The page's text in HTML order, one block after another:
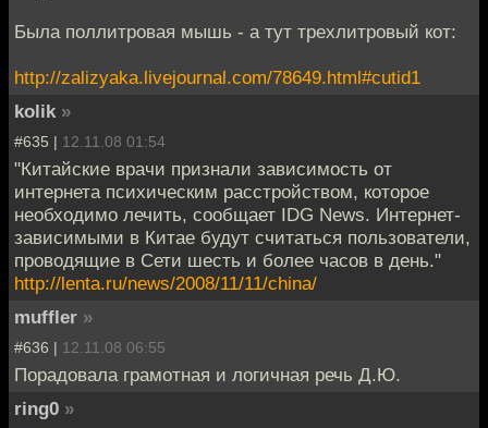
Была поллитровая мышь - а тут трехлитровый кот:
http://zalizyaka.livejournal.com/78649.html#cutid1
kolik »
#635 | 12.11.08 01:54
"Китайские врачи признали зависимость от
интернета психическим расстройством, которое
необходимо лечить, сообщает IDG News. Интернет-
зависимыми в Китае будут считаться пользователи,
проводящие в Сети шесть и более часов в день."
http://lenta.ru/news/2008/11/11/china/
muffler »
#636 | 12.11.08 06:55
Порадовала грамотная и логичная речь Д.Ю.
ring0 »